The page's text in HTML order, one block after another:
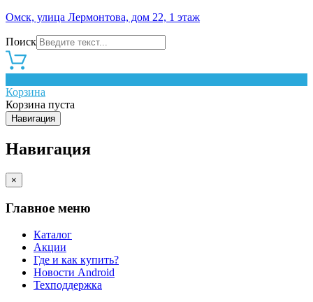
Омск, улица Лермонтова, дом 22, 1 этаж
Поиск
Корзина
Корзина пуста
Навигация
Навигация
×
Главное меню
Каталог
Акции
Где и как купить?
Новости Android
Техподдержка